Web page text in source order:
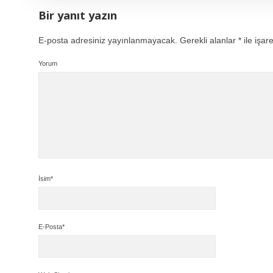
Bir yanıt yazın
E-posta adresiniz yayınlanmayacak. Gerekli alanlar * ile
Yorum
İsim*
E-Posta*